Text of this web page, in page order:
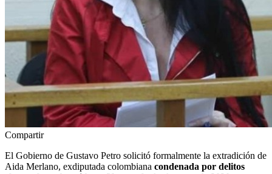
Compartir
El Gobierno de Gustavo Petro solicitó formalmente la extradición de
Aida Merlano, exdiputada colombiana condenada por delitos